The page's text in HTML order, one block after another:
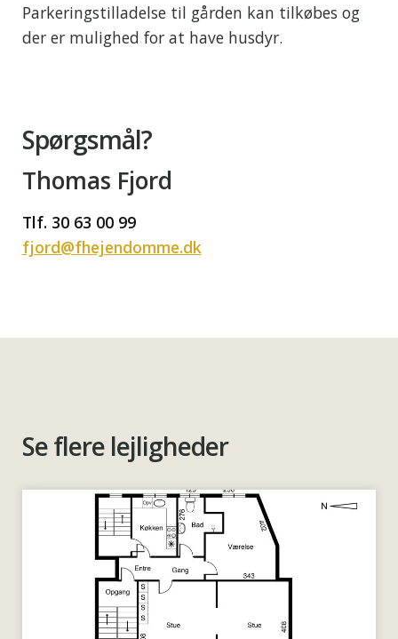
Parkeringstilladelse til gården kan tilkøbes og
der er mulighed for at have husdyr.
Spørgsmål?
Thomas Fjord
Tlf. 30 63 00 99
fjord@fhejendomme.dk
Se flere lejligheder